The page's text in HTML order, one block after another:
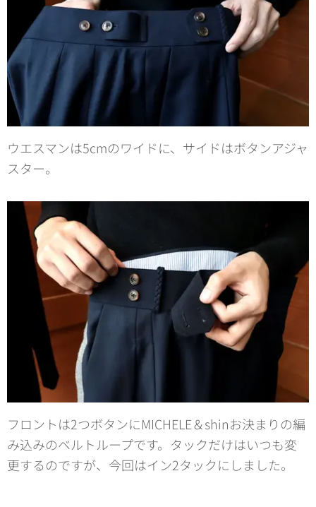
ウエスマンは5cmのワイドに、サイドはボタンアジャ
スター。
フロントは2つボタンにMICHELE＆shinお決まりの編
み込みのベルトループです。タックだけはいつも変
更するのですが、今回はイン2タックにしました。